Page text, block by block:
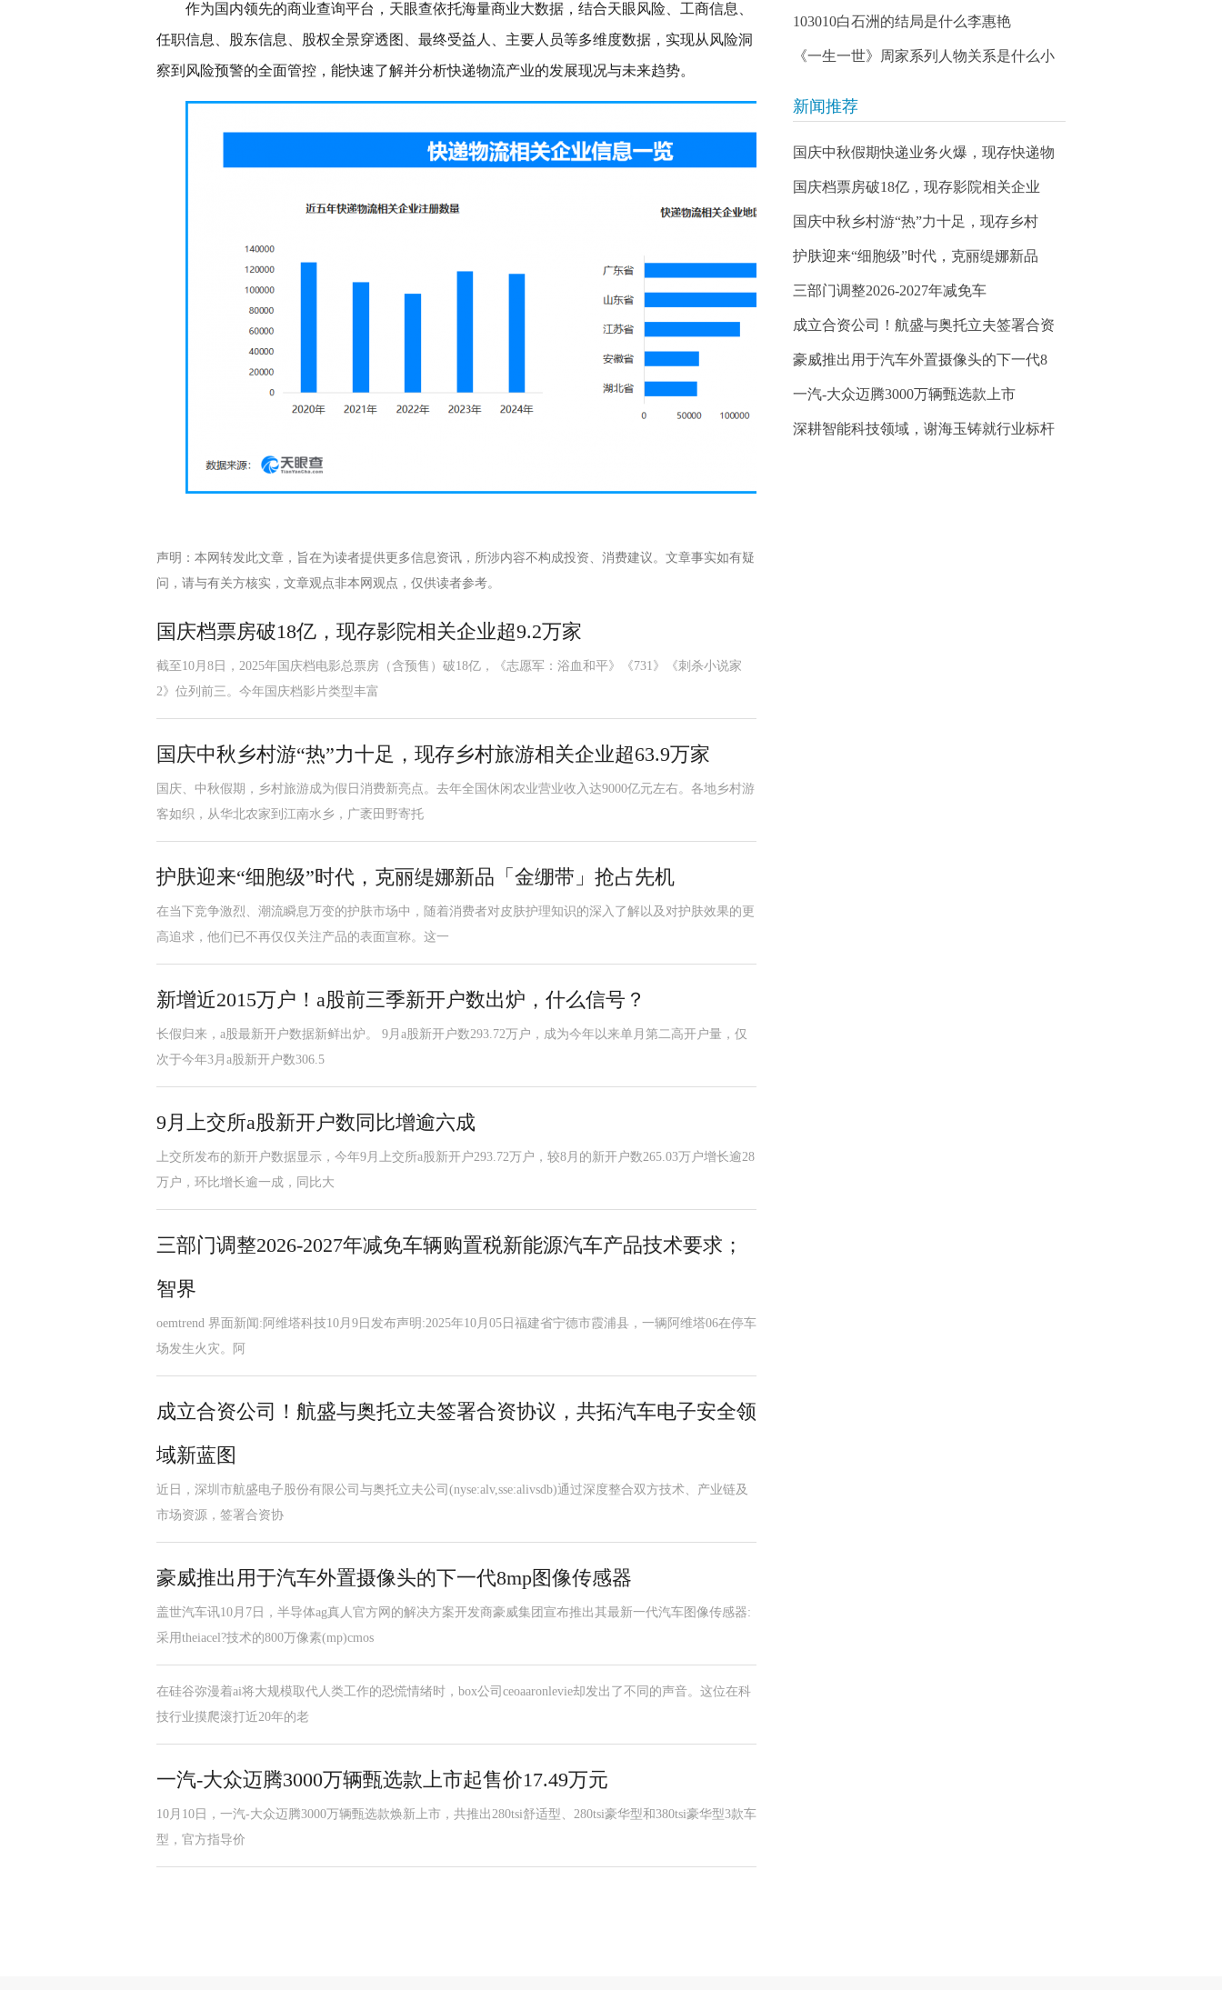
作为国内领先的商业查询平台，天眼查依托海量商业大数据，结合天眼风险、工商信息、
任职信息、股东信息、股权全景穿透图、最终受益人、主要人员等多维度数据，实现从风险洞
察到风险预警的全面管控，能快速了解并分析快递物流产业的发展现况与未来趋势。
声明：本网转发此文章，旨在为读者提供更多信息资讯，所涉内容不构成投资、消费建议。文章事实如有疑
问，请与有关方核实，文章观点非本网观点，仅供读者参考。
国庆档票房破18亿，现存影院相关企业超9.2万家
截至10月8日，2025年国庆档电影总票房（含预售）破18亿，《志愿军：浴血和平》《731》《刺杀小说家
2》位列前三。今年国庆档影片类型丰富
国庆中秋乡村游“热”力十足，现存乡村旅游相关企业超63.9万家
国庆、中秋假期，乡村旅游成为假日消费新亮点。去年全国休闲农业营业收入达9000亿元左右。各地乡村游
客如织，从华北农家到江南水乡，广袤田野寄托
护肤迎来“细胞级”时代，克丽缇娜新品「金绷带」抢占先机
在当下竞争激烈、潮流瞬息万变的护肤市场中，随着消费者对皮肤护理知识的深入了解以及对护肤效果的更
高追求，他们已不再仅仅关注产品的表面宣称。这一
新增近2015万户！a股前三季新开户数出炉，什么信号？
长假归来，a股最新开户数据新鲜出炉。 9月a股新开户数293.72万户，成为今年以来单月第二高开户量，仅
次于今年3月a股新开户数306.5
9月上交所a股新开户数同比增逾六成
上交所发布的新开户数据显示，今年9月上交所a股新开户293.72万户，较8月的新开户数265.03万户增长逾28
万户，环比增长逾一成，同比大
三部门调整2026-2027年减免车辆购置税新能源汽车产品技术要求；
智界
oemtrend 界面新闻:阿维塔科技10月9日发布声明:2025年10月05日福建省宁德市霞浦县，一辆阿维塔06在停车
场发生火灾。阿
成立合资公司！航盛与奥托立夫签署合资协议，共拓汽车电子安全领
域新蓝图
近日，深圳市航盛电子股份有限公司与奥托立夫公司(nyse:alv,sse:alivsdb)通过深度整合双方技术、产业链及
市场资源，签署合资协
豪威推出用于汽车外置摄像头的下一代8mp图像传感器
盖世汽车讯10月7日，半导体ag真人官方网的解决方案开发商豪威集团宣布推出其最新一代汽车图像传感器:
采用theiacel?技术的800万像素(mp)cmos
在硅谷弥漫着ai将大规模取代人类工作的恐慌情绪时，box公司ceoaaronlevie却发出了不同的声音。这位在科
技行业摸爬滚打近20年的老
一汽-大众迈腾3000万辆甄选款上市起售价17.49万元
10月10日，一汽-大众迈腾3000万辆甄选款焕新上市，共推出280tsi舒适型、280tsi豪华型和380tsi豪华型3款车
型，官方指导价
103010白石洲的结局是什么李惠艳
《一生一世》周家系列人物关系是什么小
新闻推荐
国庆中秋假期快递业务火爆，现存快递物
国庆档票房破18亿，现存影院相关企业
国庆中秋乡村游“热”力十足，现存乡村
护肤迎来“细胞级”时代，克丽缇娜新品
三部门调整2026-2027年减免车
成立合资公司！航盛与奥托立夫签署合资
豪威推出用于汽车外置摄像头的下一代8
一汽-大众迈腾3000万辆甄选款上市
深耕智能科技领域，谢海玉铸就行业标杆